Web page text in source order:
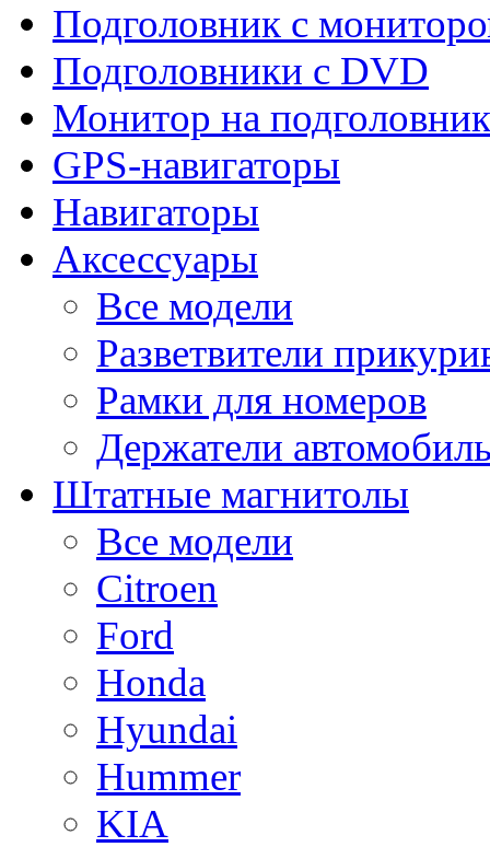
Подголовник с
Подголовники с DVD
Монитор на подголовник
GPS-навигаторы
Навигаторы
Аксессуары
Все модели
Разветвители
Рамки для номеров
Держатели
Штатные магнитолы
Все модели
Citroen
Ford
Honda
Hyundai
Hummer
KIA